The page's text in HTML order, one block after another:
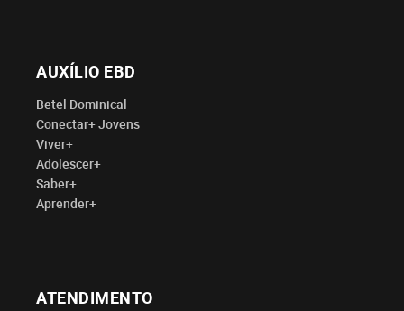
AUXÍLIO EBD
Betel Dominical
Conectar+ Jovens
Viver+
Adolescer+
Saber+
Aprender+
ATENDIMENTO